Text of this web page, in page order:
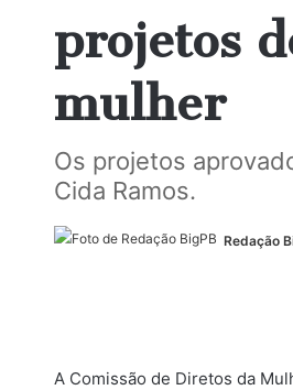
projetos
mulher
Os projetos
Cida Ramos.
Redação
A Comissão de Diretos da